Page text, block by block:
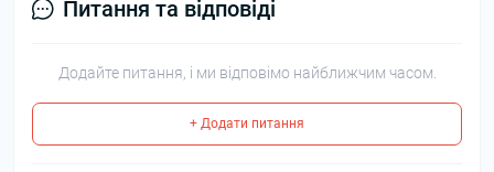
Питання та відповіді
Додайте питання, і ми відповімо найближчим часом.
+ Додати питання